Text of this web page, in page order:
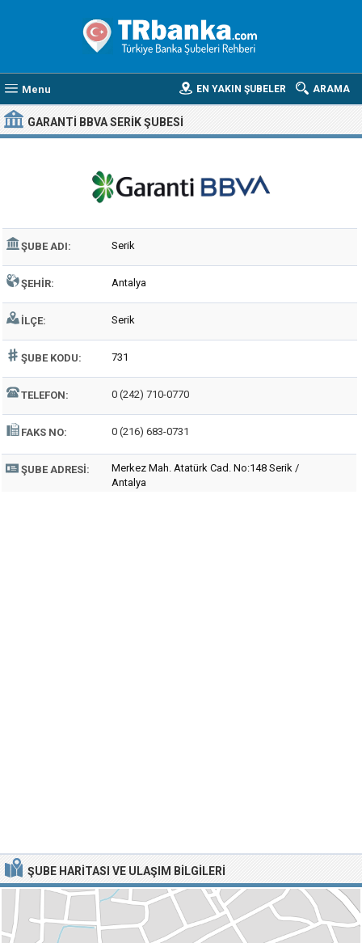
Menu ARAMA
EN YAKIN ŞUBELER
GARANTI BBVA SERIK ŞUBESI
ŞUBE ADI: Serik
ŞEHIR: Antalya
İLÇE: Serik
ŞUBE KODU: 731
TELEFON: 0 (242) 710-0770
FAKS NO: 0 (216) 683-0731
ŞUBE ADRESI:
Merkez Mah. Atatürk Cad. No:148 Serik /
Antalya
ŞUBE HARITASI VE ULAŞIM BILGILERI